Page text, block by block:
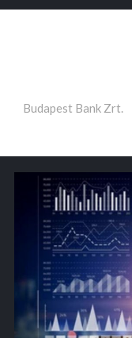
Budapest Bank Zrt.